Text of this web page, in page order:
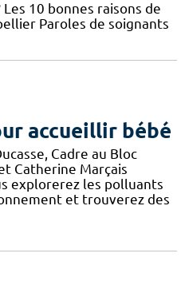
10 bonnes raisons de
Paroles de soignants
accueillir bébé
Cadre au Bloc
Catherine Marçais
explorerez les polluants
et trouverez des